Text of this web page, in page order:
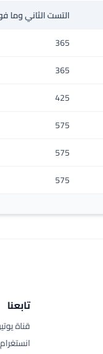
التست الثاني وما
365
365
425
575
575
575
تابعنا
قناة
انستغرام